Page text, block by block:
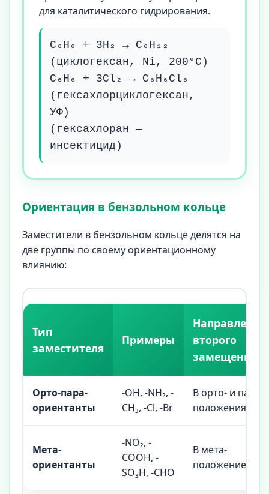
для каталитического гидрирования.
C₆H₆ + 3H₂ → C₆H₁₂
(циклогексан, Ni, 200°C)
C₆H₆ + 3Cl₂ → C₆H₆Cl₆
(гексахлорциклогексан,
УФ)
(гексахлоран —
инсектицид)
Ориентация в бензольном кольце
Заместители в бензольном кольце делятся на
две группы по своему ориентационному
влиянию:
Тип
заместителя
Примеры
Направление
второго
замещения
Орто-пара-
ориентанты
-OH, -NH₂, -
CH₃, -Cl, -Br
В орто- и пара-
положения
Мета-
ориентанты
-NO₂, -
COOH, -
SO₃H, -CHO
В мета-
положение